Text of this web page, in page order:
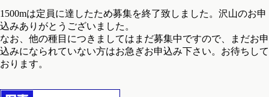
1500mは定員に達したため募集を終了致しました。沢山のお申
込みありがとうございました。
なお、他の種目につきましてはまだ募集中ですので、まだお申
込みになられていない方はお急ぎお申込み下さい。お待ちして
おります。